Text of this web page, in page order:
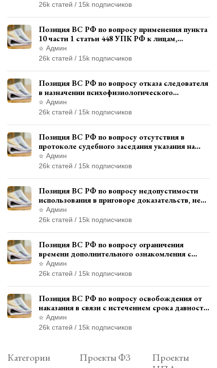
26k статей / 15k подписчиков
Позиция ВС РФ по вопросу применения пункта
10 части 1 статьи 448 УПК РФ к лицам,
уволенным из следственных органов
Админ
26k статей / 15k подписчиков
Позиция ВС РФ по вопросу отказа следователя
в назначении психофизиологического
исследования показаний обвиняемой с
использованием полиграфа
Админ
26k статей / 15k подписчиков
Позиция ВС РФ по вопросу отсутствия в
протоколе судебного заседания указания на
возможность выступления в прениях сторон
при наличии аудиозаписи
Админ
26k статей / 15k подписчиков
Позиция ВС РФ по вопросу недопустимости
использования в приговоре доказательств, не
исследованных в судебном заседании
Админ
26k статей / 15k подписчиков
Позиция ВС РФ по вопросу ограничения
времени дополнительного ознакомления с
материалами уголовного дела
Админ
26k статей / 15k подписчиков
Позиция ВС РФ по вопросу освобождения от
наказания в связи с истечением срока давности
уголовного преследования
Админ
26k статей / 15k подписчиков
Категории Проекты ФЗ
Проекты